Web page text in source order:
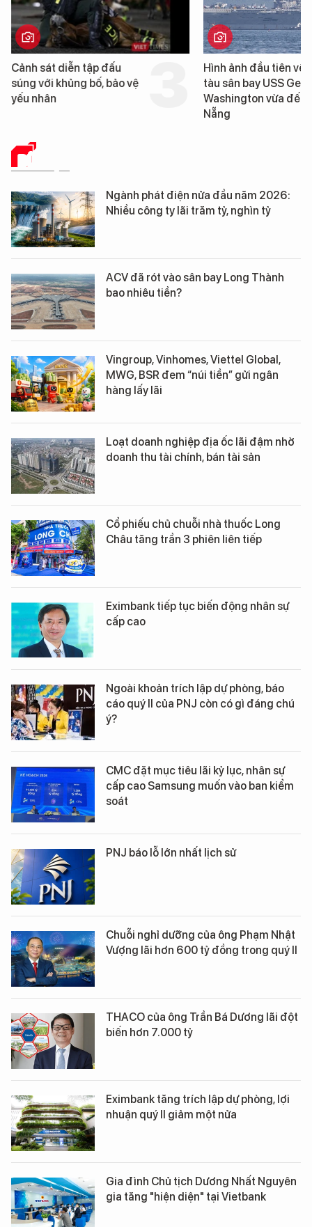
Cảnh sát diễn tập đấu
súng với khủng bố, bảo vệ
yếu nhân
Hình ảnh đầu tiên về
tàu sân bay USS
Washington vừa đến
Nẵng
DỮ LIỆU
Ngành phát điện nửa đầu năm 2026:
Nhiều công ty lãi trăm tỷ, nghìn tỷ
ACV đã rót vào sân bay Long Thành
bao nhiêu tiền?
Vingroup, Vinhomes, Viettel Global,
MWG, BSR đem “núi tiền” gửi ngân
hàng lấy lãi
Loạt doanh nghiệp địa ốc lãi đậm nhờ
doanh thu tài chính, bán tài sản
Cổ phiếu chủ chuỗi nhà thuốc Long
Châu tăng trần 3 phiên liên tiếp
Eximbank tiếp tục biến động nhân sự
cấp cao
Ngoài khoản trích lập dự phòng, báo
cáo quý II của PNJ còn có gì đáng chú
ý?
CMC đặt mục tiêu lãi kỷ lục, nhân sự
cấp cao Samsung muốn vào ban kiểm
soát
PNJ báo lỗ lớn nhất lịch sử
Chuỗi nghỉ dưỡng của ông Phạm Nhật
Vượng lãi hơn 600 tỷ đồng trong quý II
THACO của ông Trần Bá Dương lãi đột
biến hơn 7.000 tỷ
Eximbank tăng trích lập dự phòng, lợi
nhuận quý II giảm một nửa
Gia đình Chủ tịch Dương Nhất Nguyên
gia tăng "hiện diện" tại Vietbank